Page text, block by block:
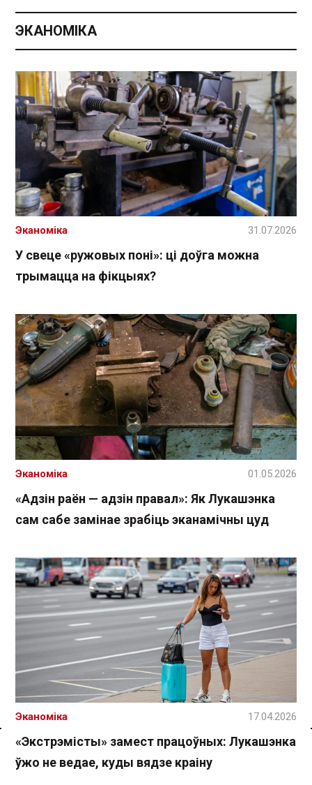
Спасылка без VPN
ЭКАНОМІКА
У свеце «ружовых поні»: ці доўга можна
трымацца на фікцыях?
Эканоміка 31.07.2026
«Адзін раён — адзін правал»: Як Лукашэнка
сам сабе замінае зрабіць эканамічны цуд
Эканоміка 01.05.2026
«Экстрэмісты» замест працоўных: Лукашэнка
ўжо не ведае, куды вядзе краіну
Эканоміка 17.04.2026